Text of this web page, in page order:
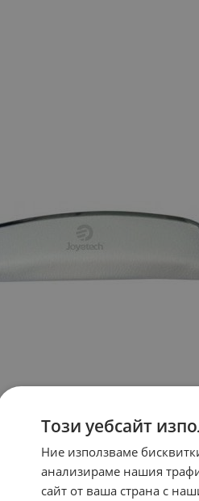
Този уебсайт
Ние използваме
анализираме нашия
сайт от ваша страна с